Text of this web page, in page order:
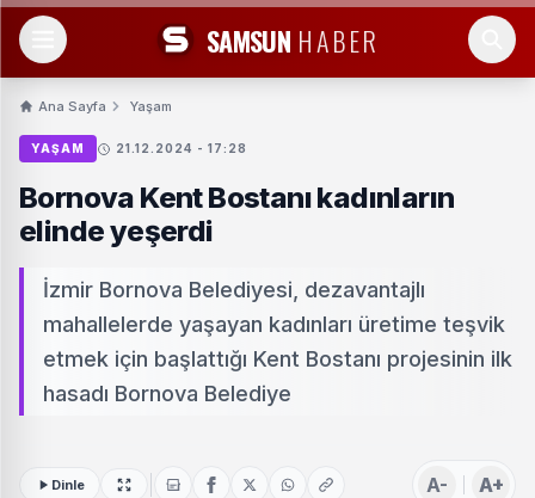
SAMSUN HABER
Ana Sayfa Yaşam
YAŞAM 21.12.2024 - 17:28
Bornova Kent Bostanı kadınların
elinde yeşerdi
İzmir Bornova Belediyesi, dezavantajlı
mahallelerde yaşayan kadınları üretime teşvik
etmek için başlattığı Kent Bostanı projesinin ilk
hasadı Bornova Belediye
Dinle A- A+